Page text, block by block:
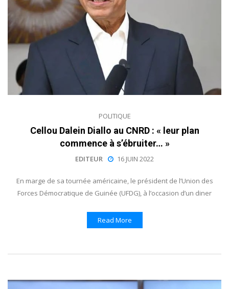
POLITIQUE
Cellou Dalein Diallo au CNRD : « leur plan
commence à s’ébruiter… »
EDITEUR 16 JUIN 2022
En marge de sa tournée américaine, le président de l’Union des
Forces Démocratique de Guinée (UFDG), à l’occasion d’un diner
Read More